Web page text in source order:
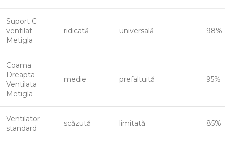
Suport C
ventilat
Metigla
ridicată universală 98%
Coama
Dreapta
Ventilata
Metigla
medie prefaltuită 95%
Ventilator
standard
scăzută limitată 85%